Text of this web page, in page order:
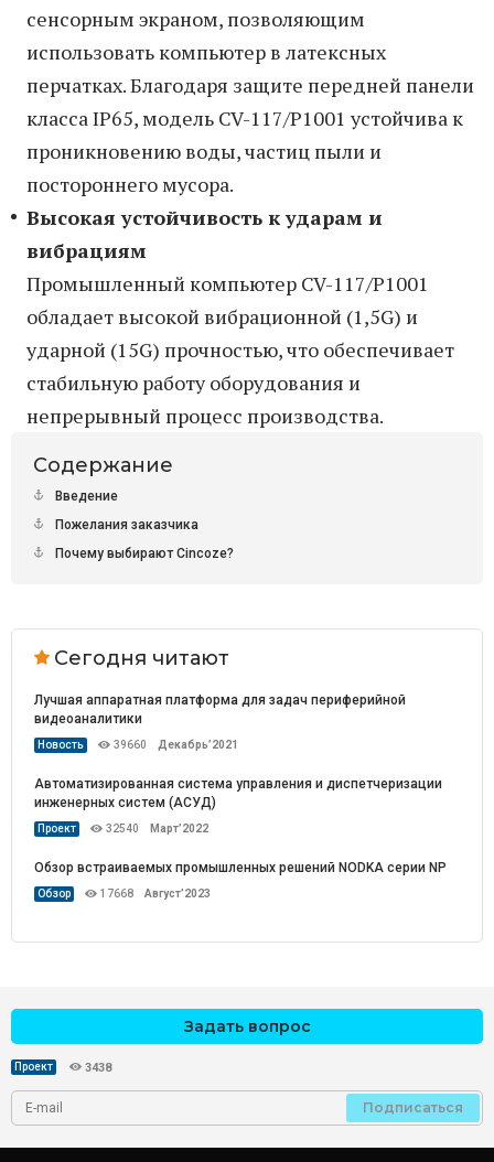
сенсорным экраном, позволяющим
использовать компьютер в латексных
перчатках. Благодаря защите передней панели
класса IP65, модель CV-117/P1001 устойчива к
проникновению воды, частиц пыли и
постороннего мусора.
Высокая устойчивость к ударам и
вибрациям
Промышленный компьютер CV-117/P1001
обладает высокой вибрационной (1,5G) и
ударной (15G) прочностью, что обеспечивает
стабильную работу оборудования и
непрерывный процесс производства.
Содержание
Введение
Пожелания заказчика
Почему выбирают Cincoze?
Сегодня читают
Лучшая аппаратная платформа для задач периферийной
видеоаналитики
Новость 39660 Декабрь’2021
Автоматизированная система управления и диспетчеризации
инженерных систем (АСУД)
Проект 32540 Март’2022
Обзор встраиваемых промышленных решений NODKA серии NP
Обзор 17668 Август’2023
Задать вопрос
Проект 3438
Подписаться